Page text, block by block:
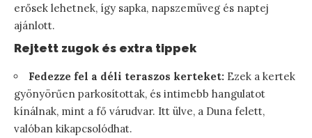
erősek lehetnek, így sapka, napszemüveg és naptej
ajánlott.
Rejtett zugok és extra tippek
Fedezze fel a déli teraszos kerteket: Ezek a kertek
gyönyörűen parkosítottak, és intimebb hangulatot
kínálnak, mint a fő várudvar. Itt ülve, a Duna felett,
valóban kikapcsolódhat.